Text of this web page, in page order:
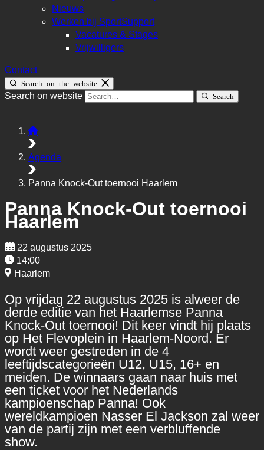
Nieuws
Werken bij SportSupport
Vacatures & Stages
Vrijwilligers
Contact
Search on the website
Search on website Search
Agenda
Panna Knock-Out toernooi Haarlem
Panna Knock-Out toernooi
Haarlem
22 augustus 2025
14:00
Haarlem
Op vrijdag 22 augustus 2025 is alweer de
derde editie van het Haarlemse Panna
Knock-Out toernooi! Dit keer vindt hij plaats
op Het Flevoplein in Haarlem-Noord. Er
wordt weer gestreden in de 4
leeftijdscategorieën U12, U15, 16+ en
meiden. De winnaars gaan naar huis met
een ticket voor het Nederlands
kampioenschap Panna! Ook
wereldkampioen Nasser El Jackson zal weer
van de partij zijn met een verbluffende
show.